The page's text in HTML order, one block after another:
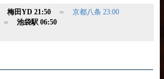
梅田YD 21:50＝ 京都八条 23:00
池袋駅 06:50